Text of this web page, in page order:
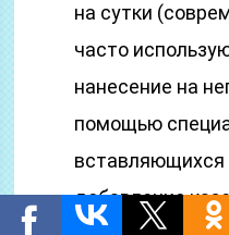
на сутки
часто
нанесение на
помощью
добавление